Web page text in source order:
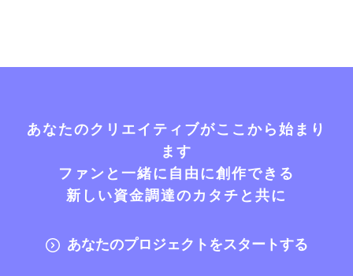
あなたのクリエイティブがここから始まり
ます
ファンと一緒に自由に創作できる
新しい資金調達のカタチと共に
あなたのプロジェクトをスタートする